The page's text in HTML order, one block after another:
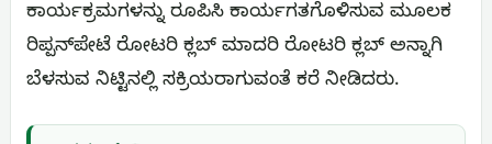
ಕಾರ್ಯಕ್ರಮಗಳನ್ನು ರೂಪಿಸಿ ಕಾರ್ಯಗತಗೊಳಿಸುವ ಮೂಲಕ
ರಿಪ್ಪನ್‌ಪೇಟೆ ರೋಟರಿ ಕ್ಲಬ್ ಮಾದರಿ ರೋಟರಿ ಕ್ಲಬ್‌ ಅನ್ನಾಗಿ
ಬೆಳಸುವ ನಿಟ್ಟಿನಲ್ಲಿ ಸಕ್ರಿಯರಾಗುವಂತೆ ಕರೆ ನೀಡಿದರು.